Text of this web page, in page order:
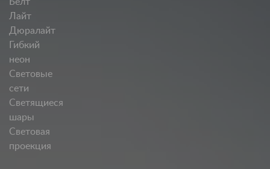
Лайт
Дюралайт
Гибкий
неон
Световые
сети
Светящиеся
шары
Световая
проекция